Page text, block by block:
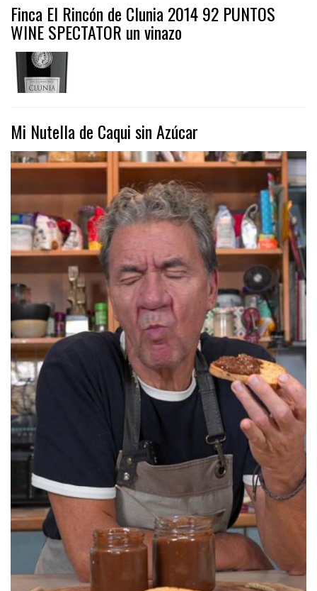
Finca El Rincón de Clunia 2014 92 PUNTOS
WINE SPECTATOR un vinazo
Mi Nutella de Caqui sin Azúcar